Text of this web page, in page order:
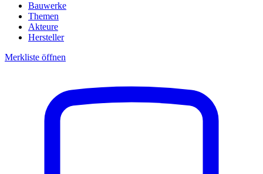
Bauwerke
Themen
Akteure
Hersteller
Merkliste öffnen